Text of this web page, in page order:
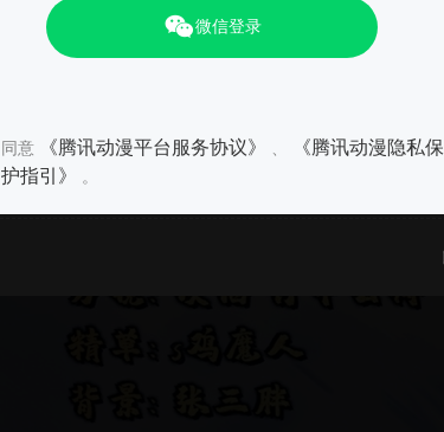
微信登录
同意 《腾讯动漫平台服务协议》
《腾讯动漫隐私保
护指引》
。